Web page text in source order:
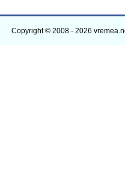
Copyright © 2008 - 2026